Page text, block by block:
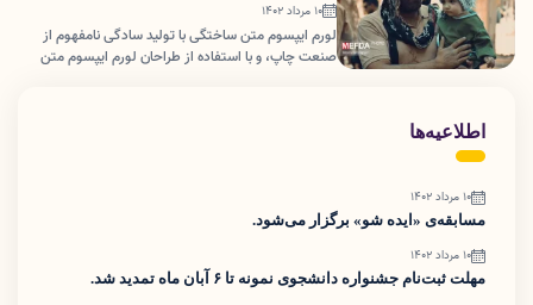
۱۰ مرداد ۱۴۰۲
لورم ایپسوم متن ساختگی با تولید سادگی نامفهوم از
صنعت چاپ، و با استفاده از طراحان لورم ایپسوم متن
اطلاعیه‌ها
۱۰ مرداد ۱۴۰۲
مسابقه‌ی «ایده شو» برگزار می‌شود.
۱۰ مرداد ۱۴۰۲
مهلت ثبت‌نام جشنواره دانشجوی نمونه تا ۶ آبان ماه تمدید شد.